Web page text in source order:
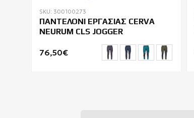
SKU: 300100273
ΠΑΝΤΕΛΟΝΙ ΕΡΓΑΣΙΑΣ CERVA
NEURUM CLS JOGGER
76,50€